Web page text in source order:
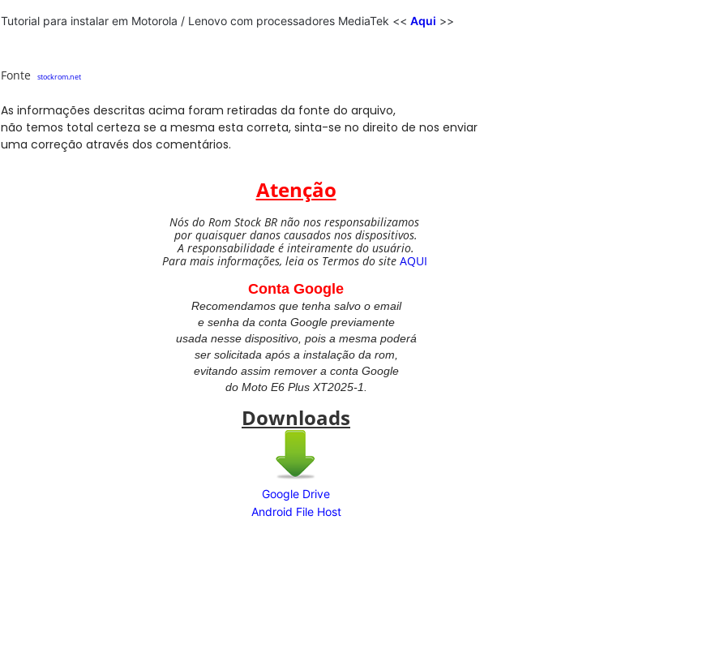
Tutorial para instalar em Motorola / Lenovo com processadores MediaTek << Aqui >>
Fonte stockrom.net
As informações descritas acima foram retiradas da fonte do arquivo,
não temos total certeza se a mesma esta correta, sinta-se no direito de nos enviar
uma correção através dos comentários.
Atenção
Nós do Rom Stock BR não nos responsabilizamos
por quaisquer danos causados nos dispositivos.
A responsabilidade é inteiramente do usuário.
Para mais informações, leia os Termos do site AQUI
Conta Google
Recomendamos que tenha salvo o email
e senha da conta Google previamente
usada nesse dispositivo, pois a mesma poderá
ser solicitada após a instalação da rom,
evitando assim remover a conta Google
do Moto E6 Plus XT2025-1.
Downloads
Google Drive
Android File Host